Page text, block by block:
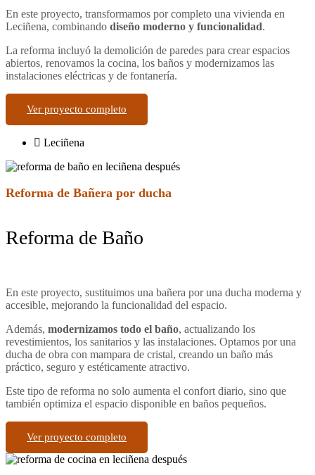
En este proyecto, transformamos por completo una vivienda en
Leciñena, combinando diseño moderno y funcionalidad.
La reforma incluyó la demolición de paredes para crear espacios
abiertos, renovamos la cocina, los baños y modernizamos las
instalaciones eléctricas y de fontanería.
Ver proyecto completo
Leciñena
Reforma de Bañera por ducha
Reforma de Baño
En este proyecto, sustituimos una bañera por una ducha moderna y
accesible, mejorando la funcionalidad del espacio.
Además, modernizamos todo el baño, actualizando los
revestimientos, los sanitarios y las instalaciones. Optamos por una
ducha de obra con mampara de cristal, creando un baño más
práctico, seguro y estéticamente atractivo.
Este tipo de reforma no solo aumenta el confort diario, sino que
también optimiza el espacio disponible en baños pequeños.
Ver proyecto completo